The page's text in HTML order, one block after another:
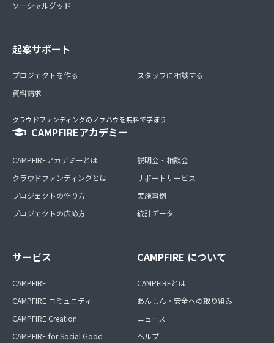
ソーシャルグッド
起案サポート
プロジェクトを作る
資料請求
スタッフに相談する
クラウドファンディングのノウハウを無料で学ぼう
CAMPFIREアカデミー
CAMPFIREアカデミーとは
クラウドファンディングとは
プロジェクトの作り方
プロジェクトの広め方
説明会・相談会
サポートサービス
実施事例
統計データ
サービス
CAMPFIRE
CAMPFIRE コミュニティ
CAMPFIRE Creation
CAMPFIRE for Social Good
CAMPFIRE について
CAMPFIREとは
あんしん・安全への取り組み
ニュース
ヘルプ